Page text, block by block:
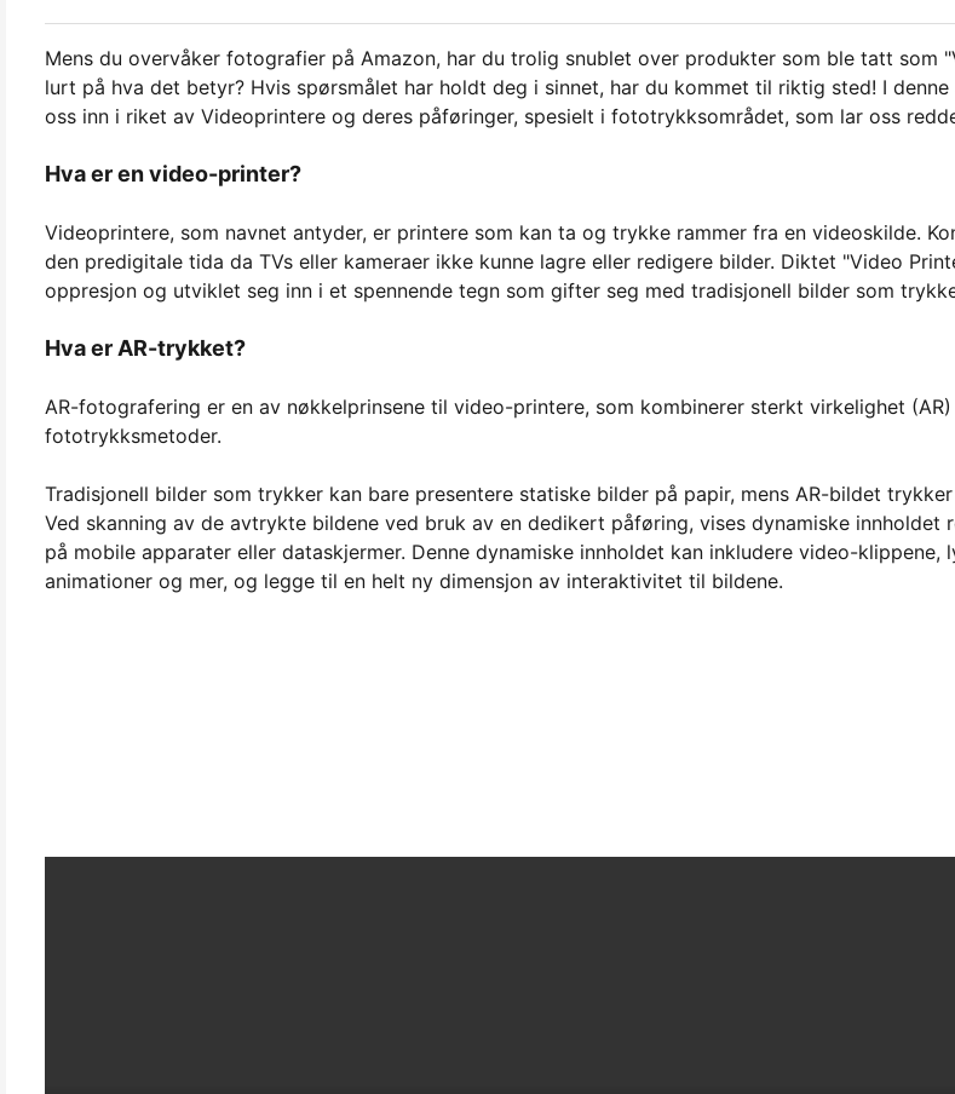
Mens du overvåker fotografier på Amazon, har du trolig snublet over produkter som ble tatt som
lurt på hva det betyr? Hvis spørsmålet har holdt deg i sinnet, har du kommet til riktig sted! I
oss inn i riket av Videoprintere og deres påføringer, spesielt i fototrykksområdet, som lar oss
Hva er en video-printer?
Videoprintere, som navnet antyder, er printere som kan ta og trykke rammer fra en videoskilde.
den predigitale tida da TVs eller kameraer ikke kunne lagre eller redigere bilder. Diktet "Video
oppresjon og utviklet seg inn i et spennende tegn som gifter seg med tradisjonell bilder som
Hva er AR-trykket?
AR-fotografering er en av nøkkelprinsene til video-printere, som kombinerer sterkt virkelighet
fototrykksmetoder.
Tradisjonell bilder som trykker kan bare presentere statiske bilder på papir, mens AR-bildet
Ved skanning av de avtrykte bildene ved bruk av en dedikert påføring, vises dynamiske innholdet
på mobile apparater eller dataskjermer. Denne dynamiske innholdet kan inkludere video-klippene,
animationer og mer, og legge til en helt ny dimensjon av interaktivitet til bildene.